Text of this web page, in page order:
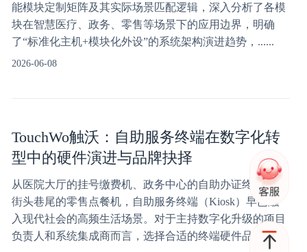
能模块定制矩阵及其实际场景匹配逻辑，深入分析了各模
块在智慧医疗、政务、零售等场景下的应用边界，明确
了“标准化主机+模块化外设”的系统架构演进趋势，......
2026-06-08
TouchWo触沃：自助服务终端在数字化转
型中的硬件演进与品牌抉择
从医院大厅的挂号缴费机、政务中心的自助办证终端，到
街头巷尾的零售点餐机，自助服务终端（Kiosk）早已融
入现代社会的高频生活场景。对于主持数字化升级的项目
负责人和系统集成商而言，选择合适的终端硬件品牌......